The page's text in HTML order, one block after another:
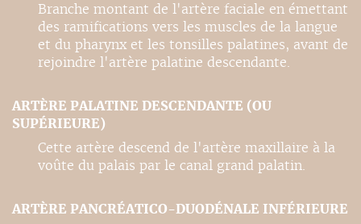
Branche montant de l'artère faciale en émettant
des ramifications vers les muscles de la langue
et du pharynx et les tonsilles palatines, avant de
rejoindre l'artère palatine descendante.
ARTÈRE PALATINE DESCENDANTE (OU
SUPÉRIEURE)
Cette artère descend de l'artère maxillaire à la
voûte du palais par le canal grand palatin.
ARTÈRE PANCRÉATICO-DUODÉNALE INFÉRIEURE